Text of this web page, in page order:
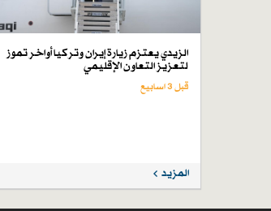
الزيدي يعتزم زيارة إيران وتركيا أواخر تموز
لتعزيز التعاون الإقليمي
قبل 3 اسابیع
المزيد